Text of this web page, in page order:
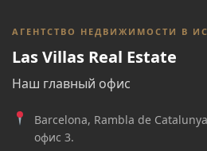
АГЕНТСТВО НЕДВИЖИМОСТИ В
Las Villas Real Estate
Наш главный офис
Barcelona, Rambla de
офис 3.